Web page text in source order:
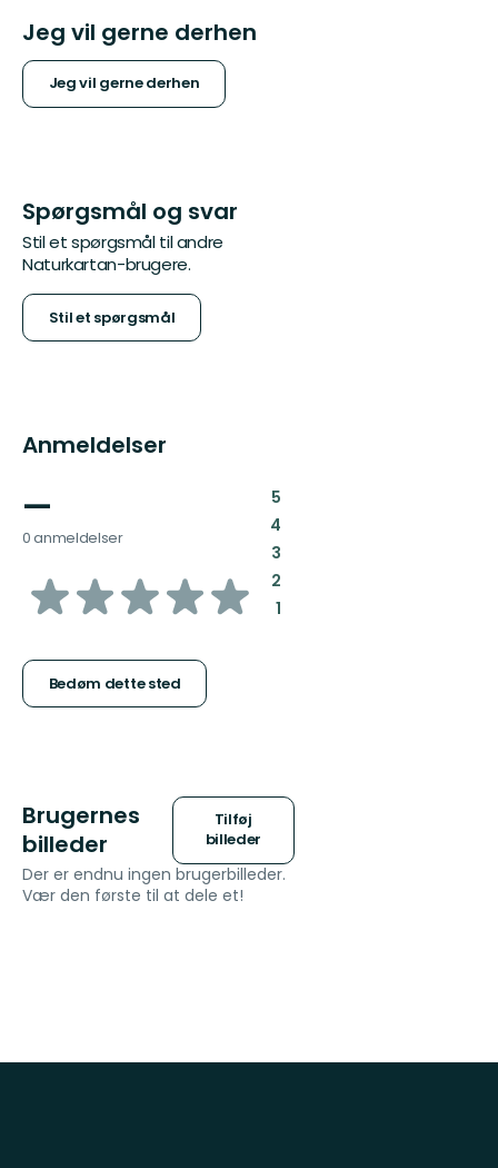
Jeg vil gerne derhen
Jeg vil gerne derhen
Spørgsmål og svar
Stil et spørgsmål til andre
Naturkartan-brugere.
Stil et spørgsmål
Anmeldelser
—
0 anmeldelser
ud
5
Bedøm dette sted
5:
4:
3:
2:
1:
Brugernes
billeder
Tilføj
billeder
Der er endnu ingen brugerbilleder.
Vær den første til at dele et!